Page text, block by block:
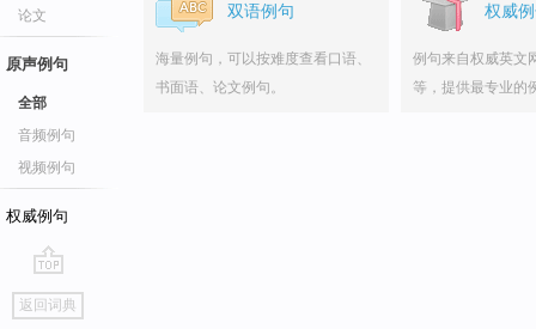
论文
原声例句
全部
音频例句
视频例句
权威例句
go
top
返回词典
双语例句
海量例句，可以按难度查看口语、
书面语、论文例句。
权威
例句来自权威英文
等，提供最专业的